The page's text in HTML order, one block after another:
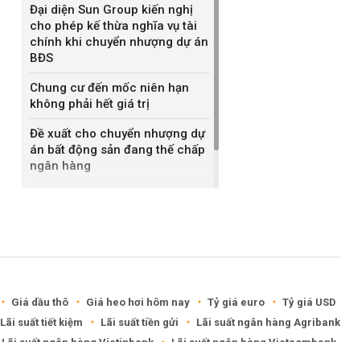
Đại diện Sun Group kiến nghị
cho phép kế thừa nghĩa vụ tài
chính khi chuyển nhượng dự án
BĐS
Chung cư đến mốc niên hạn
không phải hết giá trị
Đề xuất cho chuyển nhượng dự
án bất động sản đang thế chấp
ngân hàng
Giá dầu thô Giá heo hơi hôm nay Tỷ giá euro Tỷ giá USD
Lãi suất tiết kiệm Lãi suất tiền gửi
Lãi suất ngân hàng Agribank